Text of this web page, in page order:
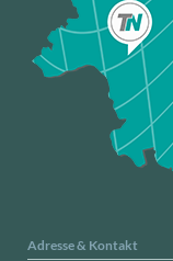
Adresse & Kontakt